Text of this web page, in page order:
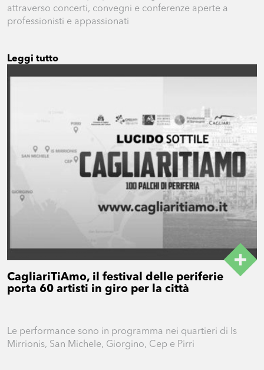
attraverso concerti, convegni e conferenze aperte a
professionisti e appassionati
Leggi tutto
CagliariTiAmo, il festival delle periferie
porta 60 artisti in giro per la città
Le performance sono in programma nei quartieri di Is
Mirrionis, San Michele, Giorgino, Cep e Pirri